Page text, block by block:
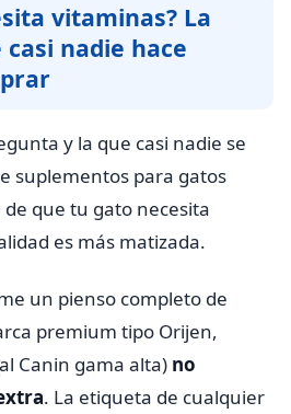
vitaminas? La
nadie hace
y la que casi nadie se
suplementos para gatos
que tu gato necesita
es más matizada.
un pienso completo de
premium tipo Orijen,
Canin gama alta) no
. La etiqueta de cualquier